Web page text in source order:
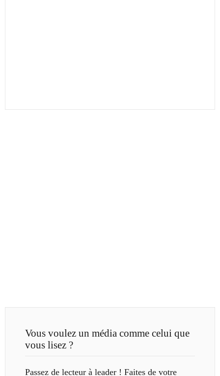
Vous voulez un média comme celui que
vous lisez ?
Passez de lecteur à leader ! Faites de votre